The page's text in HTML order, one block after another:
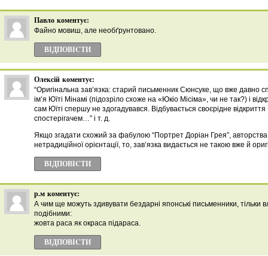
Павло коментує:
Файно мовиш, але необґрунтовано.
ВІДПОВІCТИ
Олексій коментує:
“Оригінальна зав’язка: старий письменник Сюнсуке, що вже давно
ім’я Юїті Мінамі (підозріло схоже на «Юкіо Місіма», чи не так?) і
сам Юїті спершу не здогадувався. Відбувається своєрідне
спостерігачем…” i т. д.
Якщо згадати схожий за фабулою “Портрет Доріан Грея”,
нетрадиційної орієнтації, то, зав’язка видається не такою вже й
ВІДПОВІCТИ
р.м коментує:
А чим ще можуть здивувати бездарні японські письменники, тільки
подібними:
жовта раса як окраса підараса.
ВІДПОВІCТИ